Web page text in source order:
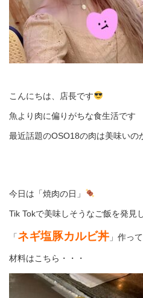
こんにちは、店長です
魚より肉に偏りがちな食生活です
最近話題のOSO18の肉は美味いの
今日は「焼肉の日」
Tik Tokで美味しそうなご飯を発見
「ネギ塩豚カルビ丼 」作っ
材料はこちら・・・